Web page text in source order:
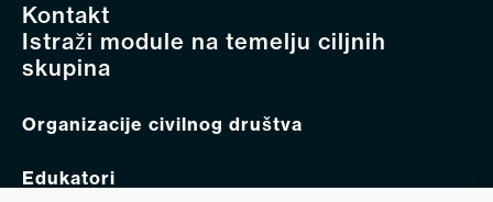
Kontakt
Istraži module na temelju ciljnih
skupina
Organizacije civilnog društva
Edukatori